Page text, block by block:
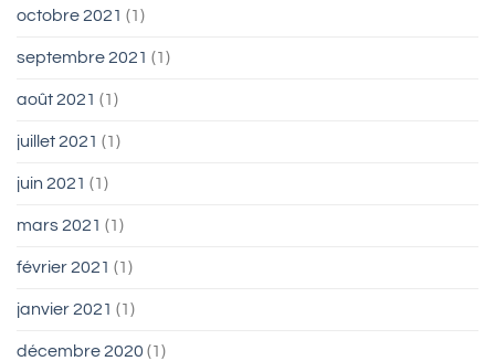
octobre 2021 (1)
septembre 2021 (1)
août 2021 (1)
juillet 2021 (1)
juin 2021 (1)
mars 2021 (1)
février 2021 (1)
janvier 2021 (1)
décembre 2020 (1)